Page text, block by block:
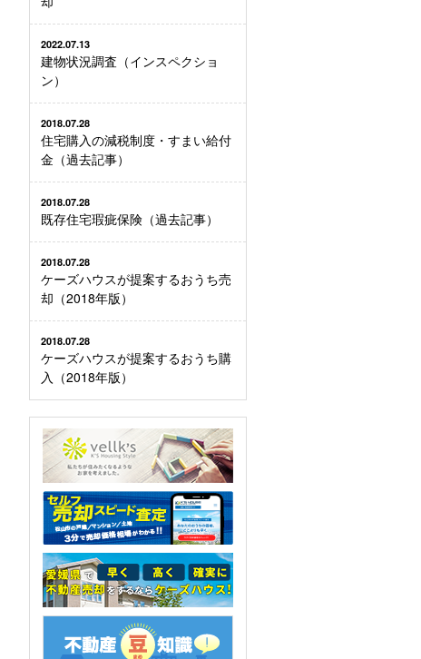
2022.07.13
建物状況調査（インスペクショ
ン）
2018.07.28
住宅購入の減税制度・すまい給付
金（過去記事）
2018.07.28
既存住宅瑕疵保険（過去記事）
2018.07.28
ケーズハウスが提案するおうち売
却（2018年版）
2018.07.28
ケーズハウスが提案するおうち購
入（2018年版）